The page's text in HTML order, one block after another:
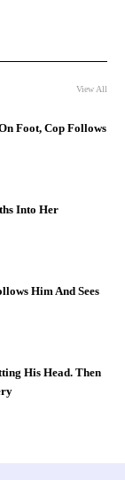
View All
Foot, Cop Follows
Into Her
Him And Sees
His Head. Then